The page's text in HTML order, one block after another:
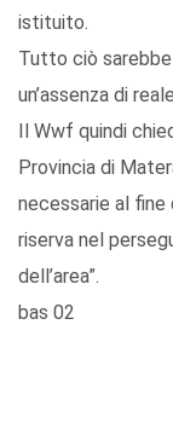
istituito.
Tutto ciò
un’assenza di
Il Wwf quindi
Provincia di
necessarie al
riserva nel
dell’area”.
bas 02